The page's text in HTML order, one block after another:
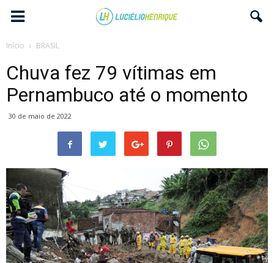
Início BRASIL
Chuva fez 79 vítimas em
Pernambuco até o momento
30 de maio de 2022